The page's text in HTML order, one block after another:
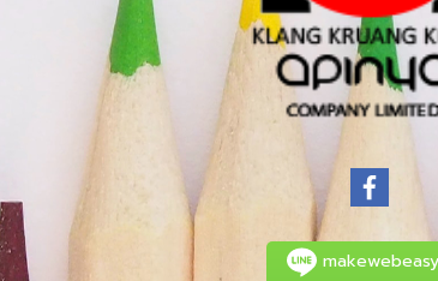
makewebeasy